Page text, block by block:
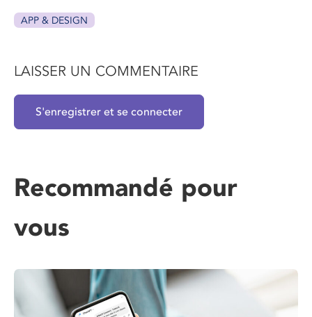
APP & DESIGN
LAISSER UN COMMENTAIRE
S'enregistrer et se connecter
Recommandé pour
vous